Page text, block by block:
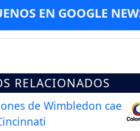
EN GOOGLE
RELACIONADOS